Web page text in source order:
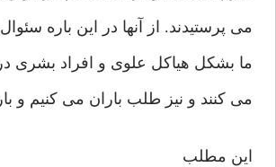
می پرستیدند. از آنها در این باره
ما بشکل هیاکل علوی و افراد بشری در
می کنند و نیز طلب باران می کنیم و
این مطلب